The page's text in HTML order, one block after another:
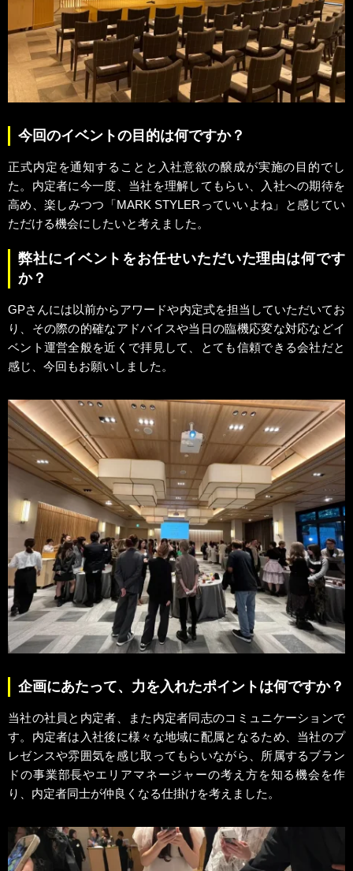
今回のイベントの目的は何ですか？
正式内定を通知することと入社意欲の醸成が実施の目的でし
た。内定者に今一度、当社を理解してもらい、入社への期待を
高め、楽しみつつ「MARK STYLERっていいよね」と感じてい
ただける機会にしたいと考えました。
弊社にイベントをお任せいただいた理由は何です
か？
GPさんには以前からアワードや内定式を担当していただいてお
り、その際の的確なアドバイスや当日の臨機応変な対応などイ
ベント運営全般を近くで拝見して、とても信頼できる会社だと
感じ、今回もお願いしました。
企画にあたって、力を入れたポイントは何ですか？
当社の社員と内定者、また内定者同志のコミュニケーションで
す。内定者は入社後に様々な地域に配属となるため、当社のプ
レゼンスや雰囲気を感じ取ってもらいながら、所属するブラン
ドの事業部長やエリアマネージャーの考え方を知る機会を作
り、内定者同士が仲良くなる仕掛けを考えました。